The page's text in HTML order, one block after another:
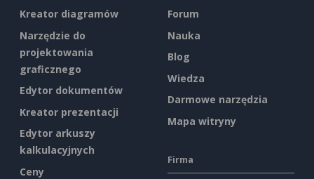
Kreator diagramów
Narzędzie do
projektowania
graficznego
Edytor dokumentów
Kreator prezentacji
Edytor arkuszy
kalkulacyjnych
Ceny
Forum
Nauka
Blog
Wiedza
Darmowe narzędzia
Mapa witryny
Firma